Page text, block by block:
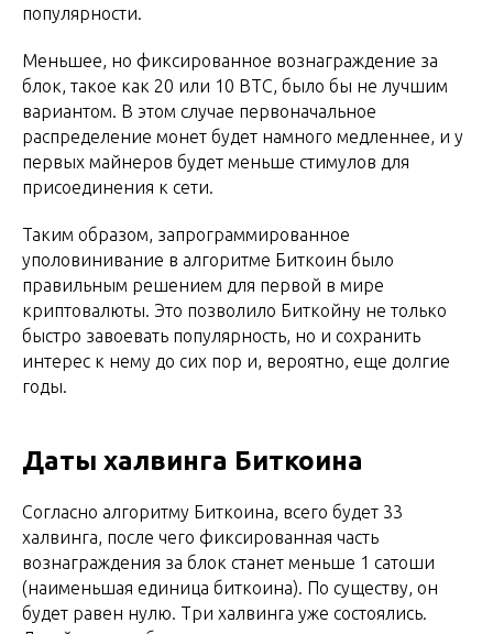
популярности.
Меньшее, но фиксированное вознаграждение за
блок, такое как 20 или 10 BTC, было бы не лучшим
вариантом. В этом случае первоначальное
распределение монет будет намного медленнее, и у
первых майнеров будет меньше стимулов для
присоединения к сети.
Таким образом, запрограммированное
уполовинивание в алгоритме Биткоин было
правильным решением для первой в мире
криптовалюты. Это позволило Биткойну не только
быстро завоевать популярность, но и сохранить
интерес к нему до сих пор и, вероятно, еще долгие
годы.
Даты халвинга Биткоина
Согласно алгоритму Биткоина, всего будет 33
халвинга, после чего фиксированная часть
вознаграждения за блок станет меньше 1 сатоши
(наименьшая единица биткоина). По существу, он
будет равен нулю. Три халвинга уже состоялись.